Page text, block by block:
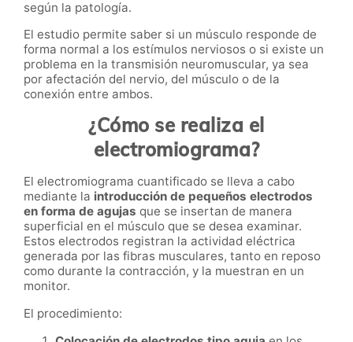
según la patología.
El estudio permite saber si un músculo responde de
forma normal a los estímulos nerviosos o si existe un
problema en la transmisión neuromuscular, ya sea
por afectación del nervio, del músculo o de la
conexión entre ambos.
¿Cómo se realiza el
electromiograma?
El electromiograma cuantificado se lleva a cabo
mediante la introducción de pequeños electrodos
en forma de agujas que se insertan de manera
superficial en el músculo que se desea examinar.
Estos electrodos registran la actividad eléctrica
generada por las fibras musculares, tanto en reposo
como durante la contracción, y la muestran en un
monitor.
El procedimiento: